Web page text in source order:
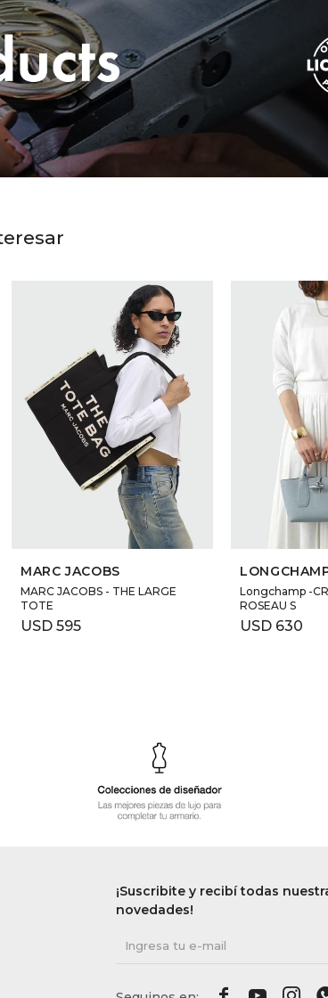
MARC JACOBS
MARC JACOBS - THE LARGE
TOTE
USD 595
Longchamp -
ROSEAU S
USD 630
¡Suscribite y recibí todas
novedades!